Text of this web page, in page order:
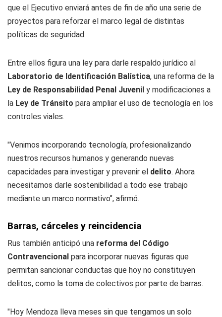
que el Ejecutivo enviará antes de fin de año una serie de
proyectos para reforzar el marco legal de distintas
políticas de seguridad.
Entre ellos figura una ley para darle respaldo jurídico al
Laboratorio de Identificación Balística, una reforma de la
Ley de Responsabilidad Penal Juvenil y modificaciones a
la Ley de Tránsito para ampliar el uso de tecnología en los
controles viales.
"Venimos incorporando tecnología, profesionalizando
nuestros recursos humanos y generando nuevas
capacidades para investigar y prevenir el delito. Ahora
necesitamos darle sostenibilidad a todo ese trabajo
mediante un marco normativo", afirmó.
Barras, cárceles y reincidencia
Rus también anticipó una reforma del Código
Contravencional para incorporar nuevas figuras que
permitan sancionar conductas que hoy no constituyen
delitos, como la toma de colectivos por parte de barras.
"Hoy Mendoza lleva meses sin que tengamos un solo